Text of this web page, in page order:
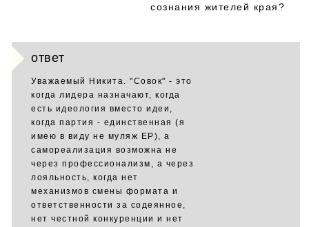
сознания жителей края?
ответ
Уважаемый Никита. "Совок" - это
когда лидера назначают, когда
есть идеология вместо идеи,
когда партия - единственная (я
имею в виду не муляж ЕР), а
самореализация возможна не
через профессионализм, а через
лояльность, когда нет
механизмов смены формата и
ответственности за содеянное,
нет честной конкуренции и нет